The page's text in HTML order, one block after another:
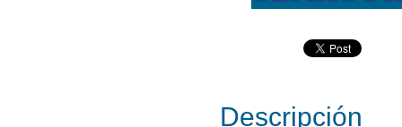
Descripción